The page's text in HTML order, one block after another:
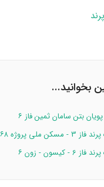
بخوانید...
بتن سامان ثمین فاز ۶
پروژه ۱۶۸ واحدی امام حسن
6 - کیسون - زون ۶